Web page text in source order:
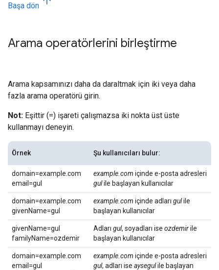
Başa dön
Arama operatörlerini birleştirme
Arama kapsamınızı daha da daraltmak için iki veya daha
fazla arama operatörü girin.
Not: Eşittir (=) işareti çalışmazsa iki nokta üst üste
kullanmayı deneyin.
Örnek Şu kullanıcıları bulur:
domain=example.com
email=gul
example.com içinde e-posta adresleri
gulile başlayan kullanıcılar
domain=example.com
givenName=gul
example.com içinde adları gulile
başlayan kullanıcılar
givenName=gul
familyName=ozdemir
Adları gul, soyadları ise ozdemirile
başlayan kullanıcılar
domain=example.com
email=gul
example.com içinde e-posta adresleri
gul, adları ise aysegulile başlayan